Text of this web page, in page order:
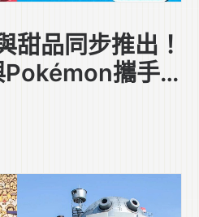
甜品同步推出！
攜手